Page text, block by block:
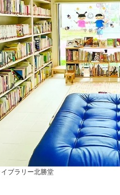
ブラリー北勝堂